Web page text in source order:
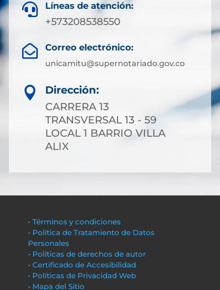
 Líneas de atención:
+573208538550
 Correo electrónico:
unicamitu@supernotariado.gov.co

Dirección:
CARRERA 13
TRANSVERSAL 13 - 59
LOCAL 1 BARRIO VILLA
ALIX
• Términos y condiciones
• Política de Tratamiento de Datos
Personales
• Políticas de derechos de autor
• Certificado de Accesibilidad
• Políticas de Privacidad Web
• Mapa del Sitio